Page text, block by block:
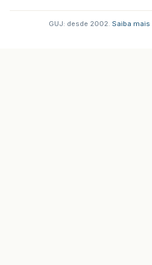
GUJ: desde 2002. Saiba mais